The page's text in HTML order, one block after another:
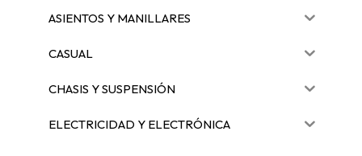
ASIENTOS Y MANILLARES
CASUAL
CHASIS Y SUSPENSIÓN
ELECTRICIDAD Y ELECTRÓNICA